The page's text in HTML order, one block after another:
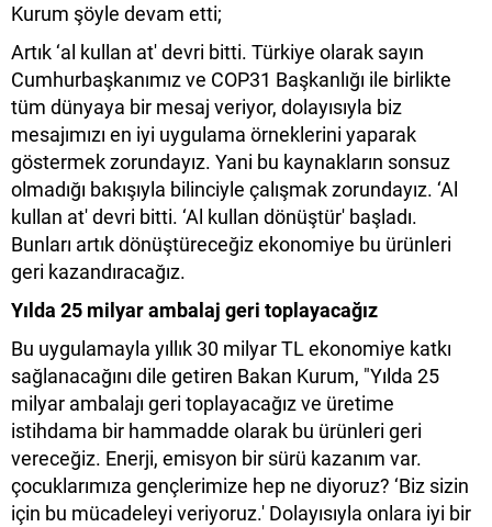
Kurum şöyle devam etti;
Artık ‘al kullan at' devri bitti. Türkiye olarak sayın
Cumhurbaşkanımız ve COP31 Başkanlığı ile birlikte
tüm dünyaya bir mesaj veriyor, dolayısıyla biz
mesajımızı en iyi uygulama örneklerini yaparak
göstermek zorundayız. Yani bu kaynakların sonsuz
olmadığı bakışıyla bilinciyle çalışmak zorundayız. ‘Al
kullan at' devri bitti. ‘Al kullan dönüştür' başladı.
Bunları artık dönüştüreceğiz ekonomiye bu ürünleri
geri kazandıracağız.
Yılda 25 milyar ambalaj geri toplayacağız
Bu uygulamayla yıllık 30 milyar TL ekonomiye katkı
sağlanacağını dile getiren Bakan Kurum, "Yılda 25
milyar ambalajı geri toplayacağız ve üretime
istihdama bir hammadde olarak bu ürünleri geri
vereceğiz. Enerji, emisyon bir sürü kazanım var.
çocuklarımıza gençlerimize hep ne diyoruz? ‘Biz sizin
için bu mücadeleyi veriyoruz.' Dolayısıyla onlara iyi bir